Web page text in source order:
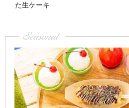
た生ケーキ
Seasonal